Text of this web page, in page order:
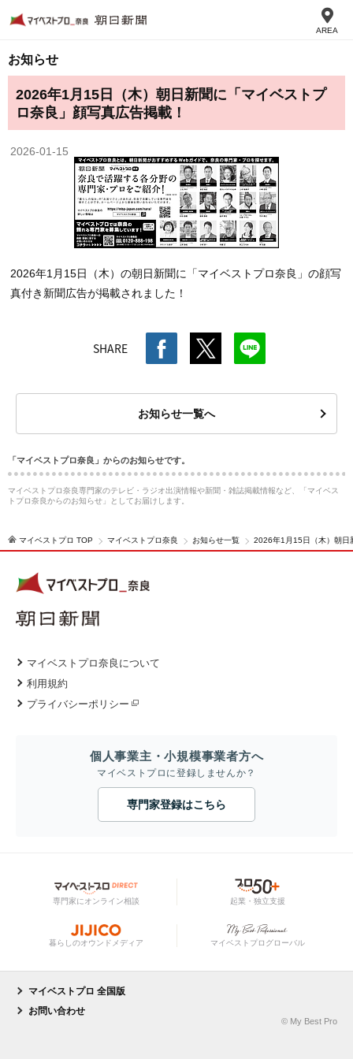
AREA
お知らせ
2026年1月15日（木）朝日新聞に「マイベストプ
ロ奈良」顔写真広告掲載！
2026-01-15
2026年1月15日（木）の朝日新聞に「マイベストプロ奈良」の顔写
真付き新聞広告が掲載されました！
SHARE
お知らせ一覧へ
「マイベストプロ奈良」からのお知らせです。
マイベストプロ奈良専門家のテレビ・ラジオ出演情報や新聞・雑誌掲載情報など、「マイベス
トプロ奈良からのお知らせ」としてお届けします。
マイベストプロ TOP マイベストプロ奈良 お知らせ一覧 2026年1月15日（木）朝日
マイベストプロ奈良について
利用規約
プライバシーポリシー
個人事業主・小規模事業者方へ
マイベストプロに登録しませんか？
専門家登録はこちら
専門家にオンライン相談 起業・独立支援
暮らしのオウンドメディア マイベストプログローバル
マイベストプロ 全国版
お問い合わせ
© My Best Pro